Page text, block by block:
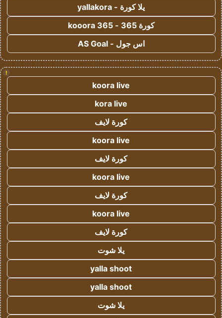
يلا كورة - yallakora
كورة 365 - kooora 365
اس جول - AS Goal
!
koora live
kora live
كورة لايف
koora live
كورة لايف
koora live
كورة لايف
koora live
كورة لايف
يلا شوت
yalla shoot
yalla shoot
يلا شوت